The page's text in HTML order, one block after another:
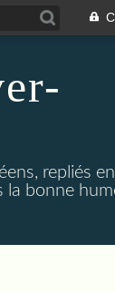
repliés en
la bonne